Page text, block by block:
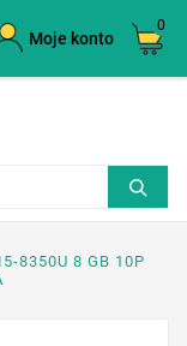
Moje konto
0
8350U 8 GB 10P
×